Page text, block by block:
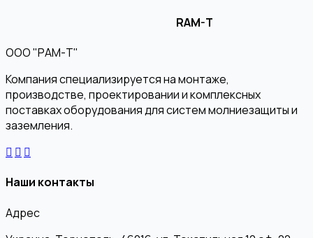
RAM-T
ООО "РАМ-Т"
Компания специализируется на монтаже,
производстве, проектировании и комплексных
поставках оборудования для систем молниезащиты и
заземления.
Наши контакты
Адрес